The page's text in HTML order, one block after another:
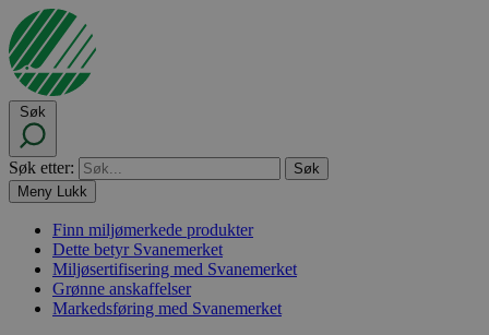
Søk
Søk etter:
Meny Lukk
Finn miljømerkede produkter
Dette betyr Svanemerket
Miljøsertifisering med Svanemerket
Grønne anskaffelser
Markedsføring med Svanemerket